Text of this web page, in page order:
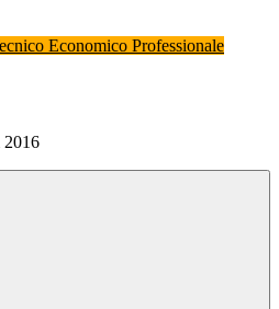
Economico Professionale
2016